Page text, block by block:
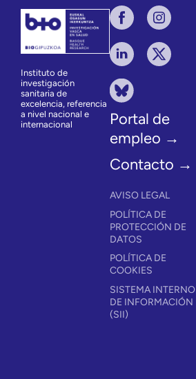
Instituto de
investigación
sanitaria de
excelencia, referencia
a nivel nacional e
internacional
Portal de
empleo →
Contacto →
AVISO LEGAL
POLÍTICA DE
PROTECCIÓN DE
DATOS
POLÍTICA DE
COOKIES
SISTEMA INTERNO
DE INFORMACIÓN
(SII)